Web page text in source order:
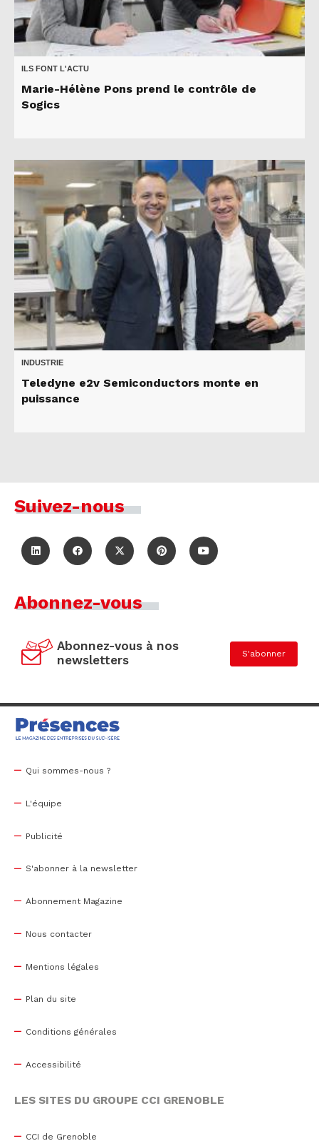
ILS FONT L'ACTU
Marie-Hélène Pons prend le contrôle de
Sogics
INDUSTRIE
Teledyne e2v Semiconductors monte en
puissance
Suivez-nous
Abonnez-vous
Abonnez-vous à nos
newsletters
S'abonner
Qui sommes-nous ?
L'équipe
Publicité
S'abonner à la newsletter
Abonnement Magazine
Nous contacter
Mentions légales
Plan du site
Conditions générales
Accessibilité
LES SITES DU GROUPE CCI GRENOBLE
CCI de Grenoble